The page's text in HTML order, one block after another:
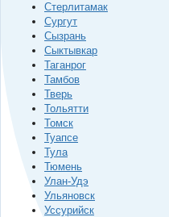
Стерлитамак
Сургут
Сызрань
Сыктывкар
Таганрог
Тамбов
Тверь
Тольятти
Томск
Туапсе
Тула
Тюмень
Улан-Удэ
Ульяновск
Уссурийск